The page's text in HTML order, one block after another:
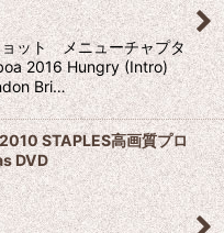
ット メニューチャプタ
2016 Hungry (Intro)
Bri…
STAPLES高画質プロ
DVD